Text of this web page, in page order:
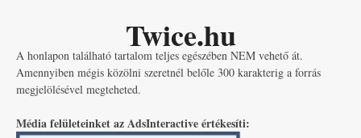
Twice.hu
A honlapon található tartalom teljes egészében NEM vehető át.
Amennyiben mégis közölni szeretnél belőle 300 karakterig a forrás
megjelölésével megteheted.
Média felületeinket az AdsInteractive értékesíti: